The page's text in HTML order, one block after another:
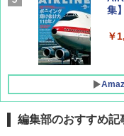
集
￥
編集部のおすすめ記